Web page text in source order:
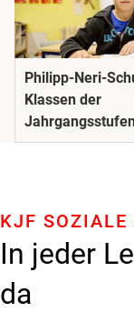
Philipp-Neri-
Klassen der
In jeder
da
KJF SOZIALE